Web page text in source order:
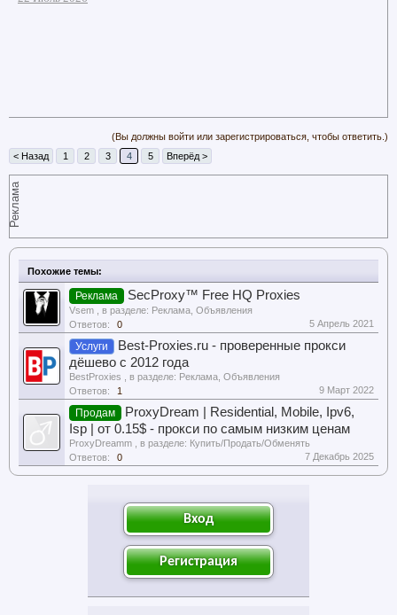
(Вы должны войти или зарегистрироваться, чтобы ответить.)
< Назад
1 2 3 4 5 Вперёд >
Реклама
Похожие темы:
Реклама SecProxy™ Free HQ Proxies
Vsem , в разделе: Реклама, Объявления
Ответов:
0 5 Апрель 2021
Услуги
Best-Proxies.ru - проверенные прокси
дёшево с 2012 года
BestProxies , в разделе: Реклама, Объявления
Ответов:
1 9 Март 2022
Продам
ProxyDream | Residential, Mobile, Ipv6,
Isp | от 0.15$ - прокси по самым низким ценам
ProxyDreamm , в разделе: Купить/Продать/Обменять
Ответов:
0 7 Декабрь 2025
Вход
Регистрация